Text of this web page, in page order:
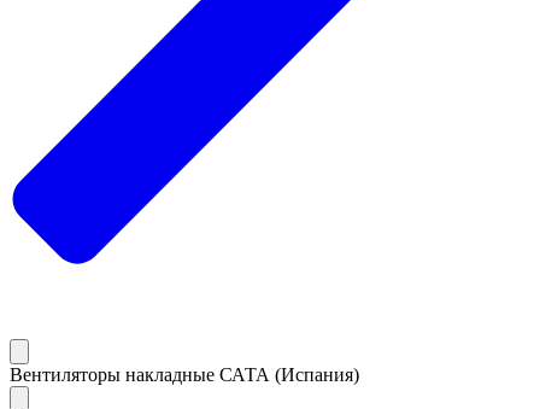
Вентиляторы накладные САТА (Испания)